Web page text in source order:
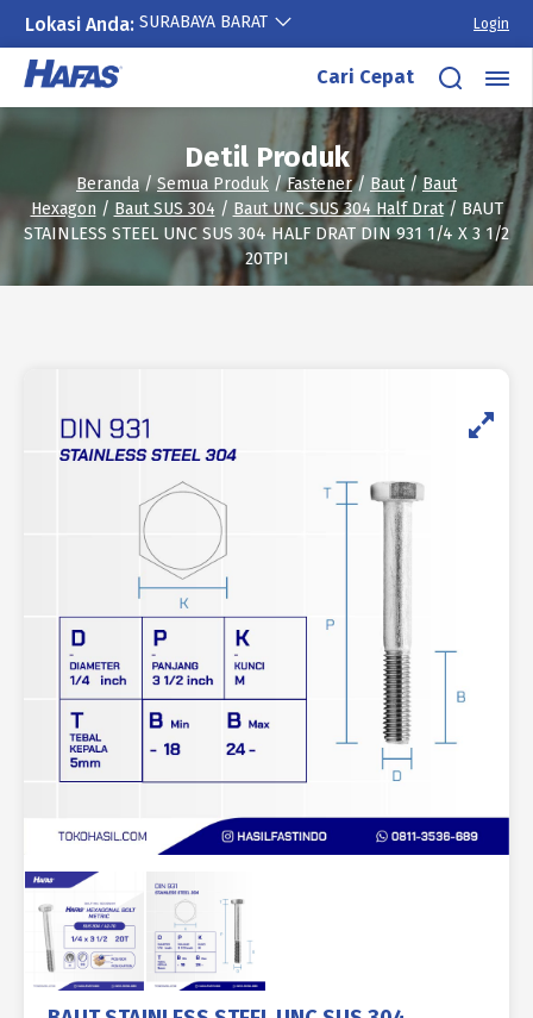
Lokasi Anda: SURABAYA BARAT Login
Lewati
konten
Cari Cepat
Detil Produk
Beranda/ Semua Produk /Fastener/ Baut/ Baut
Hexagon / Baut SUS 304 / Baut UNC SUS 304 Half Drat/ BAUT
STAINLESS STEEL UNC SUS 304 HALF DRAT DIN 931 1/4 X 3 1/2
20TPI